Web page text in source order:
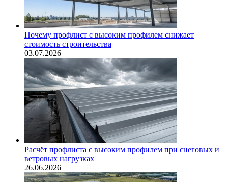
Почему профлист с высоким профилем снижает
стоимость строительства
03.07.2026
Расчёт профлиста с высоким профилем при снеговых и
ветровых нагрузках
26.06.2026